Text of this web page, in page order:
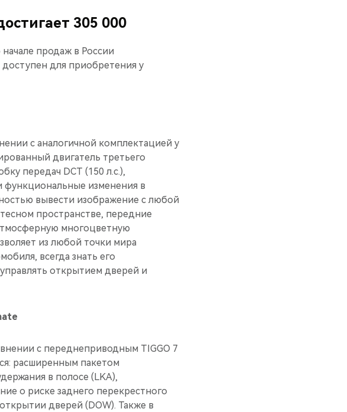
305 000
продаж в России
для приобретения у
с аналогичной комплектацией у
двигатель третьего
передач DCT (150 л.с.),
функциональные изменения в
вывести изображение с любой
пространстве, передние
многоцветную
из любой точки мира
всегда знать его
открытием дверей и
с переднеприводным TIGGO 7
расширенным пакетом
в полосе (LKA),
о риске заднего перекрестного
дверей (DOW). Также в